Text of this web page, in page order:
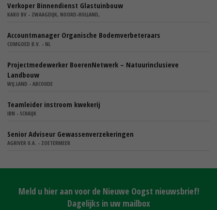
Verkoper Binnendienst Glastuinbouw
KARO BV - ZWAAGDIJK, NOORD-HOLLAND,
Accountmanager Organische Bodemverbeteraars
COMGOED B.V. - NL
Projectmedewerker BoerenNetwerk – Natuurinclusieve
Landbouw
WIJ.LAND - ABCOUDE
Teamleider instroom kwekerij
IBN - SCHAIJK
Senior Adviseur Gewassenverzekeringen
AGRIVER U.A. - ZOETERMEER
Meld u hier aan voor de Nieuwe Oogst nieuwsbrief!
Dagelijks in uw mailbox